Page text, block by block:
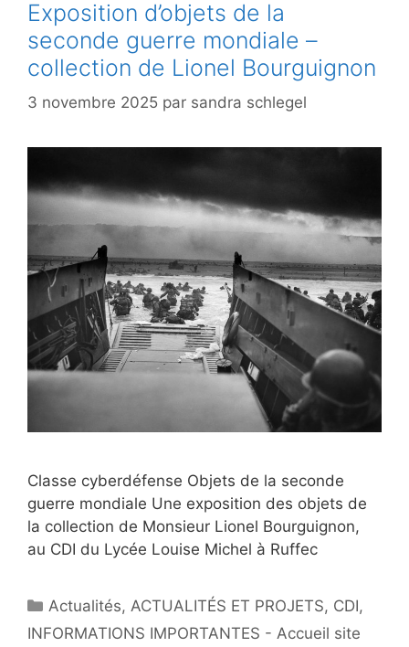
Exposition d’objets de la
seconde guerre mondiale –
collection de Lionel Bourguignon
3 novembre 2025 par sandra schlegel
Classe cyberdéfense Objets de la seconde
guerre mondiale Une exposition des objets de
la collection de Monsieur Lionel Bourguignon,
au CDI du Lycée Louise Michel à Ruffec
Catégories
Actualités,ACTUALITÉS ET PROJETS, CDI,
INFORMATIONS IMPORTANTES - Accueil site